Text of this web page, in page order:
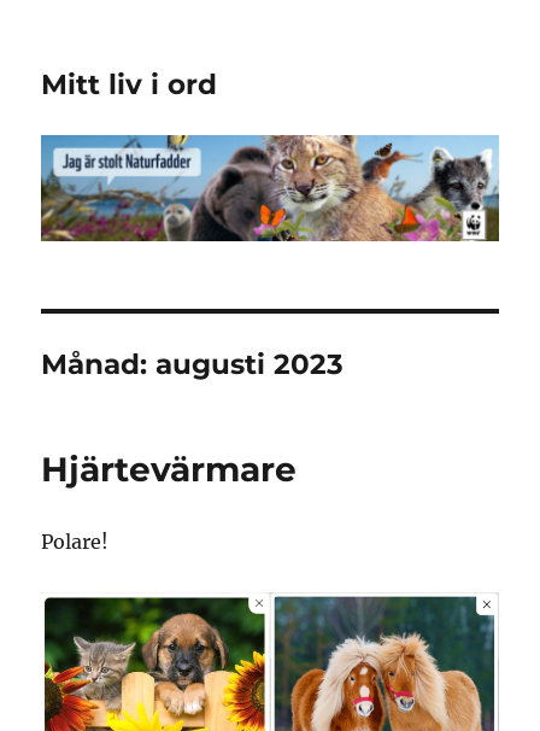
Mitt liv i ord
Månad:augusti 2023
Hjärtevärmare
Polare!